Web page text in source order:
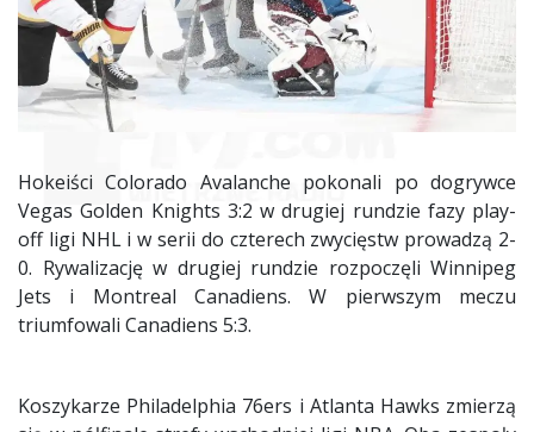
Hokeiści Colorado Avalanche pokonali po dogrywce
Vegas Golden Knights 3:2 w drugiej rundzie fazy play-
off ligi NHL i w serii do czterech zwycięstw prowadzą 2-
0. Rywalizację w drugiej rundzie rozpoczęli Winnipeg
Jets i Montreal Canadiens. W pierwszym meczu
triumfowali Canadiens 5:3.
Koszykarze Philadelphia 76ers i Atlanta Hawks zmierzą